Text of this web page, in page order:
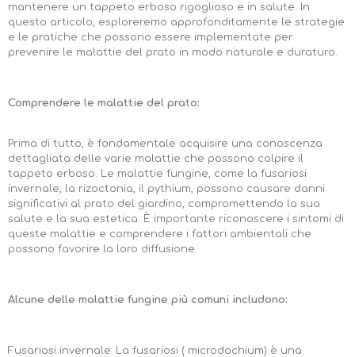
mantenere un tappeto erboso rigoglioso e in salute. In
questo articolo, esploreremo approfonditamente le strategie
e le pratiche che possono essere implementate per
prevenire le malattie del prato in modo naturale e duraturo.
Comprendere le malattie del prato:
Prima di tutto, è fondamentale acquisire una conoscenza
dettagliata delle varie malattie che possono colpire il
tappeto erboso. Le malattie fungine, come la fusariosi
invernale, la rizoctonia, il pythium, possono causare danni
significativi al prato del giardino, compromettendo la sua
salute e la sua estetica. È importante riconoscere i sintomi di
queste malattie e comprendere i fattori ambientali che
possono favorire la loro diffusione.
Alcune delle malattie fungine più comuni includono:
Fusariosi invernale: La fusariosi ( microdochium) è una